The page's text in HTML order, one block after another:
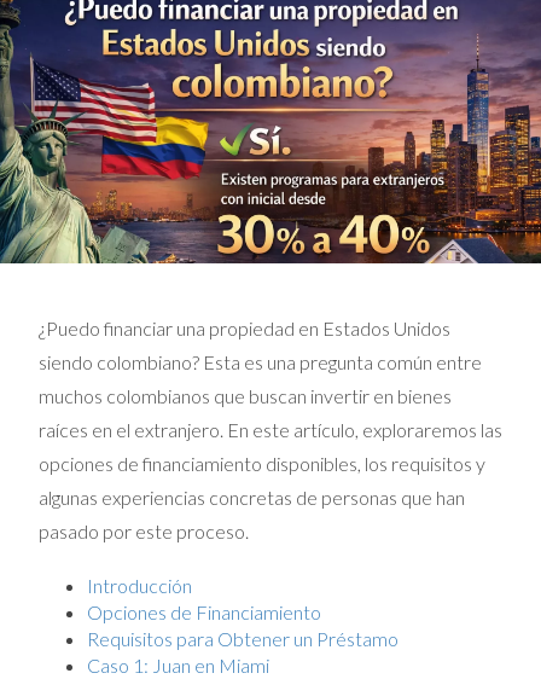
¿Puedo financiar una propiedad en Estados Unidos
siendo colombiano? Esta es una pregunta común entre
muchos colombianos que buscan invertir en bienes
raíces en el extranjero. En este artículo, exploraremos las
opciones de financiamiento disponibles, los requisitos y
algunas experiencias concretas de personas que han
pasado por este proceso.
Introducción
Opciones de Financiamiento
Requisitos para Obtener un Préstamo
Caso 1: Juan en Miami